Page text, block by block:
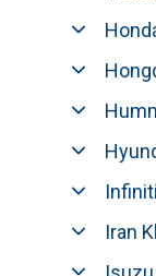
Infiniti
Iran